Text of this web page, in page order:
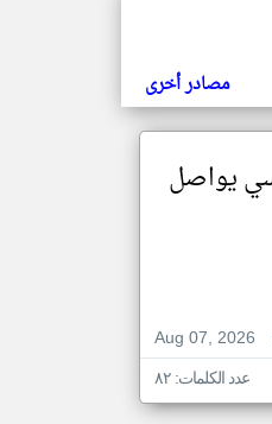
مصادر أخرى
يواصل
Aug 07, 2026
عدد الكلمات: ٨٢